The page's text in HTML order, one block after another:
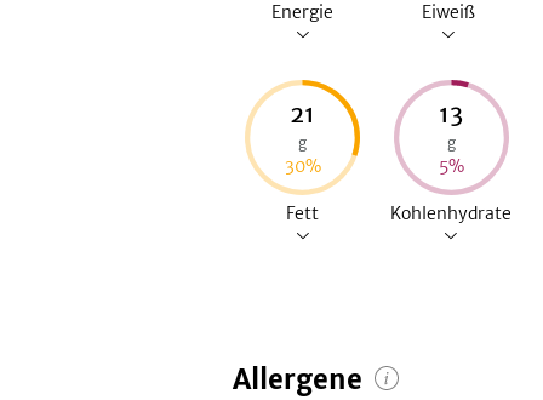
Energie Eiweiß
21
g
30%
Fett
13
g
5%
Kohlenhydrate
Allergene